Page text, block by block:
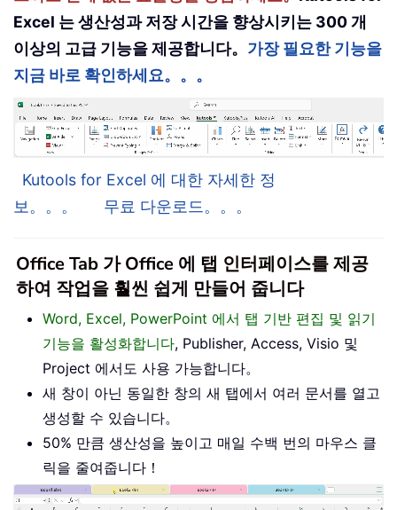
Excel 는 생산성과 저장 시간을 향상시키는 300 개
이상의 고급 기능을 제공합니다。 가장 필요한 기능을
지금 바로 확인하세요。。。
Kutools for Excel 에 대한 자세한 정
보。。。
무료 다운로드。。。
Office Tab 가 Office 에 탭 인터페이스를 제공
하여 작업을 훨씬 쉽게 만들어 줍니다
Word, Excel, PowerPoint 에서 탭 기반 편집 및 읽기
기능을 활성화합니다, Publisher, Access, Visio 및
Project 에서도 사용 가능합니다。
새 창이 아닌 동일한 창의 새 탭에서 여러 문서를 열고
생성할 수 있습니다。
50% 만큼 생산성을 높이고 매일 수백 번의 마우스 클
릭을 줄여줍니다！